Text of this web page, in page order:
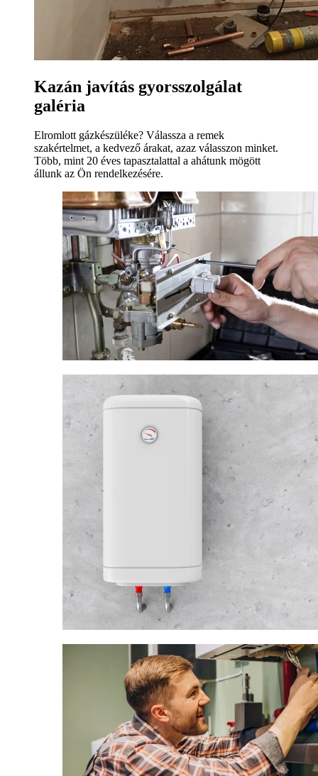
Kazán javítás gyorsszolgálat
galéria
Elromlott gázkészüléke? Válassza a remek
szakértelmet, a kedvező árakat, azaz válasszon minket.
Több, mint 20 éves tapasztalattal a ahátunk mögött
állunk az Ön rendelkezésére.